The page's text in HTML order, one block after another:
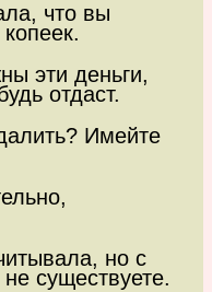
что вы
эти деньги,
отдаст.
Имейте
но с
существуете.